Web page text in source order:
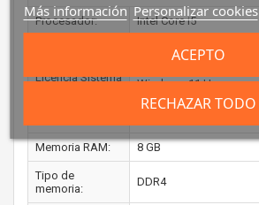
Procesador: Intel Core i5
Licencia Sistema
Windows 11 Home
Memoria RAM: 8 GB
Tipo de
memoria:
DDR4
Más información Personalizar cookies
RECHAZAR TODO
ACEPTO